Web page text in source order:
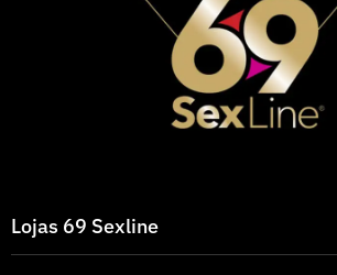
Lojas 69 Sexline